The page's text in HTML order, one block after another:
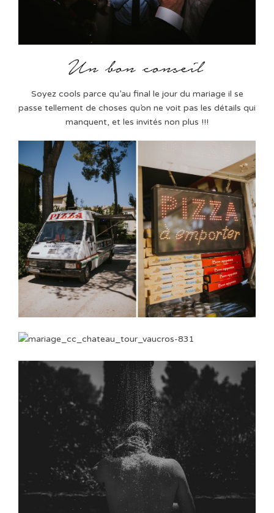
Soyez cools parce qu’au final le jour du mariage il se
passe tellement de choses qu’on ne voit pas les détails qui
manquent, et les invités non plus !!!